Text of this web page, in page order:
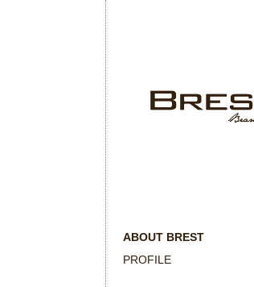
ABOUT BREST
PROFILE